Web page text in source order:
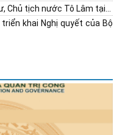
Chủ tịch nước Tô Lâm tại...
khai Nghị quyết của Bộ